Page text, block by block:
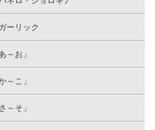
ーリック
～お」
～こ」
～そ」